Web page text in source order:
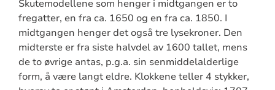
Skutemodellene som henger i midtgangen er to
fregatter, en fra ca. 1650 og en fra ca. 1850. I
midtgangen henger det også tre lysekroner. Den
midterste er fra siste halvdel av 1600 tallet, mens
de to øvrige antas, p.g.a. sin senmiddelalderlige
form, å være langt eldre. Klokkene teller 4 stykker,